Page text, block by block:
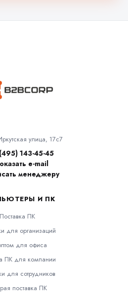
улица, 17с7
143-45-45
e-mail
менеджеру
И ПК
Поставка ПК
для организаций
для офиса
ПК для компании
для сотрудников
поставка ПК